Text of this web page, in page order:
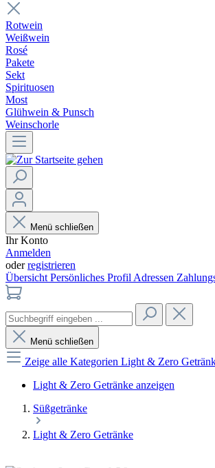
Rotwein
Weißwein
Rosé
Pakete
Sekt
Spirituosen
Most
Glühwein & Punsch
Weinschorle
Menü schließen
Ihr Konto
Anmelden
oderregistrieren
Übersicht Persönliches Profil Adressen
Menü schließen
Zeige alle Kategorien Light & Zero
Light & Zero Getränke anzeigen
Süßgetränke
Light & Zero Getränke